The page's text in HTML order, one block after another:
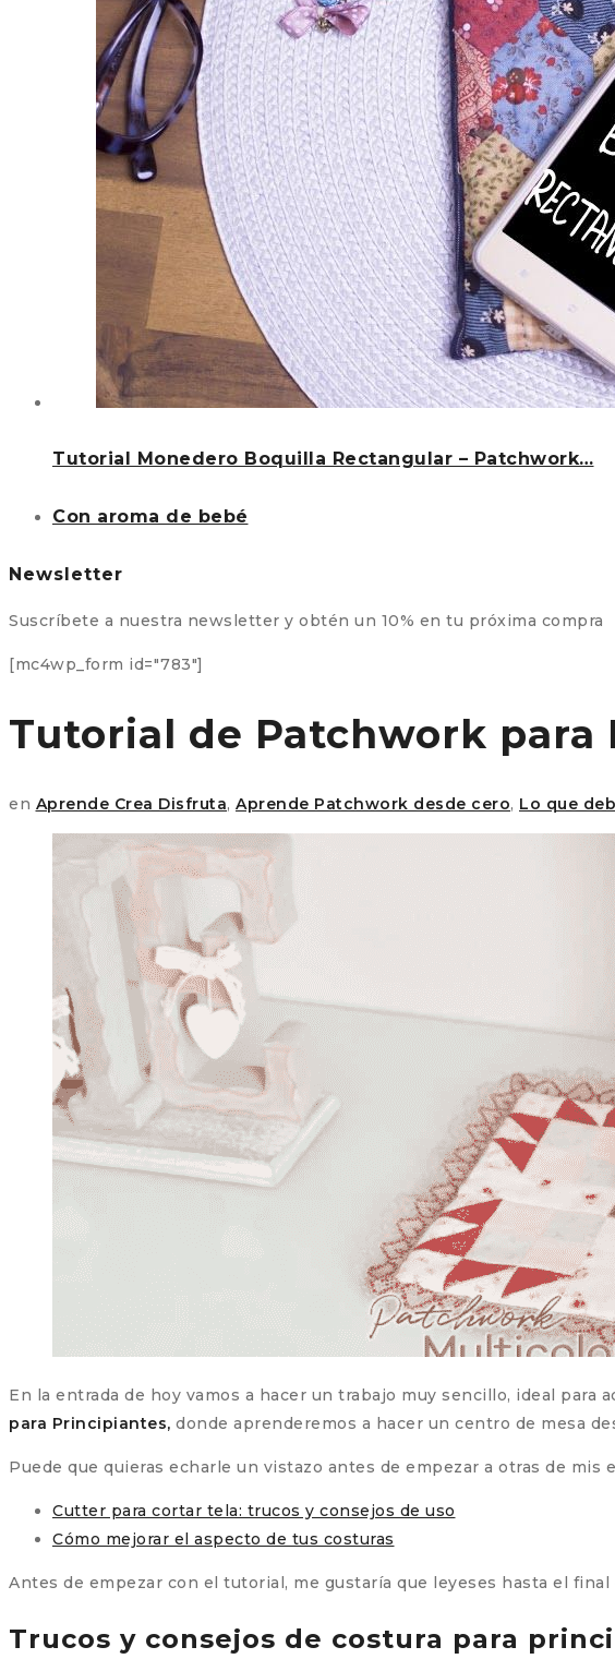
Tutorial Monedero Boquilla Rectangular – Patchwork…
Con aroma de bebé
Newsletter
Suscríbete a nuestra newsletter y obtén un 10% en tu próxima compra
[mc4wp_form id="783"]
Tutorial de Patchwork
en Aprende Crea Disfruta, Aprende Patchwork desde cero, Lo que
En la entrada de hoy vamos a hacer un trabajo muy sencillo, ideal
para Principiantes, donde aprenderemos a hacer un centro de mesa
Puede que quieras echarle un vistazo antes de empezar a otras de mis
Cutter para cortar tela: trucos y consejos de uso
Cómo mejorar el aspecto de tus costuras
Antes de empezar con el tutorial, me gustaría que leyeses hasta el
Trucos y consejos de costura para